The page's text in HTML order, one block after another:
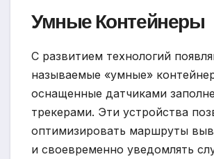
Умные Контейнеры
С развитием технологий
называемые «умные»
оснащенные датчиками
трекерами. Эти устройства
оптимизировать маршруты
и своевременно уведомлять